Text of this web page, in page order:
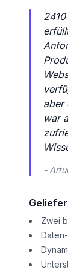
aber
war
-
Zwei